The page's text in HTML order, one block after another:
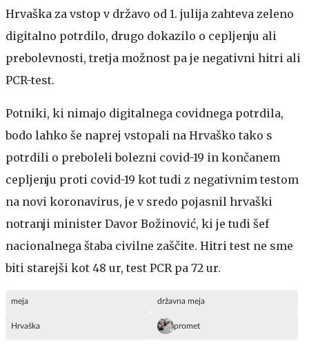
Hrvaška za vstop v državo od 1. julija zahteva zeleno
digitalno potrdilo, drugo dokazilo o cepljenju ali
prebolevnosti, tretja možnost pa je negativni hitri ali
PCR-test.
Potniki, ki nimajo digitalnega covidnega potrdila,
bodo lahko še naprej vstopali na Hrvaško tako s
potrdili o preboleli bolezni covid-19 in končanem
cepljenju proti covid-19 kot tudi z negativnim testom
na novi koronavirus, je v sredo pojasnil hrvaški
notranji minister Davor Božinović, ki je tudi šef
nacionalnega štaba civilne zaščite. Hitri test ne sme
biti starejši kot 48 ur, test PCR pa 72 ur.
meja državna meja
Hrvaška promet